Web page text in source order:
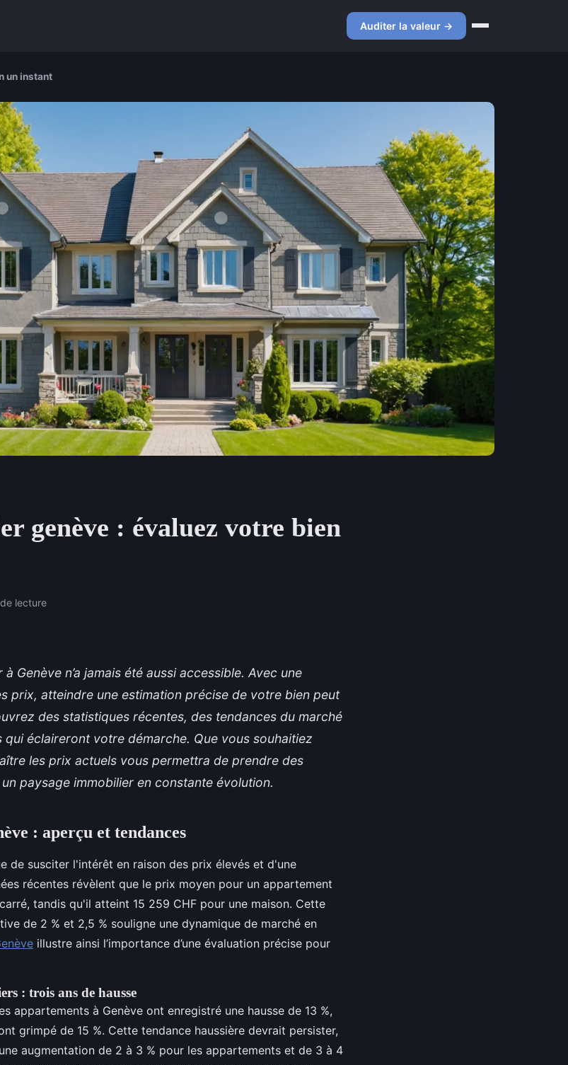
Auditer la valeur →
un instant
genève : évaluez votre bien
lecture
Genève n’a jamais été aussi accessible. Avec une
prix, atteindre une estimation précise de votre bien peut
des statistiques récentes, des tendances du marché
éclaireront votre démarche. Que vous souhaitiez
les prix actuels vous permettra de prendre des
paysage immobilier en constante évolution.
: aperçu et tendances
de susciter l'intérêt en raison des prix élevés et d'une
récentes révèlent que le prix moyen pour un appartement
tandis qu'il atteint 15 259 CHF pour une maison. Cette
de 2 % et 2,5 % souligne une dynamique de marché en
illustre ainsi l’importance d’une évaluation précise pour
: trois ans de hausse
appartements à Genève ont enregistré une hausse de 13 %,
grimpé de 15 %. Cette tendance haussière devrait persister,
augmentation de 2 à 3 % pour les appartements et de 3 à 4